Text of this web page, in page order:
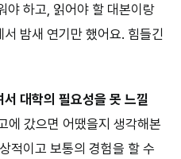
야 하고, 읽어야 할 대본이랑
밤새 연기만 했어요. 힘들긴
대학의 필요성을 못 느낄
에 갔으면 어땠을지 생각해본
적이고 보통의 경험을 할 수